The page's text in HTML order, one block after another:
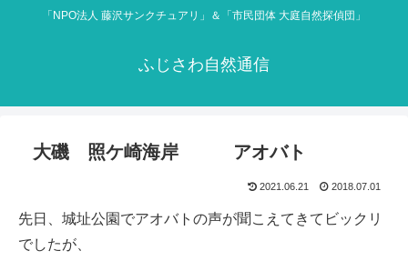
「NPO法人 藤沢サンクチュアリ」＆「市民団体 大庭自然探偵団」
ふじさわ自然通信
大磯 照ケ崎海岸 アオバト
2021.06.21 2018.07.01
先日、城址公園でアオバトの声が聞こえてきてビックリ
でしたが、